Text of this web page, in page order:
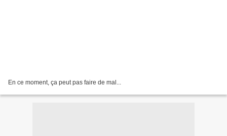
En ce moment, ça peut pas faire de mal...